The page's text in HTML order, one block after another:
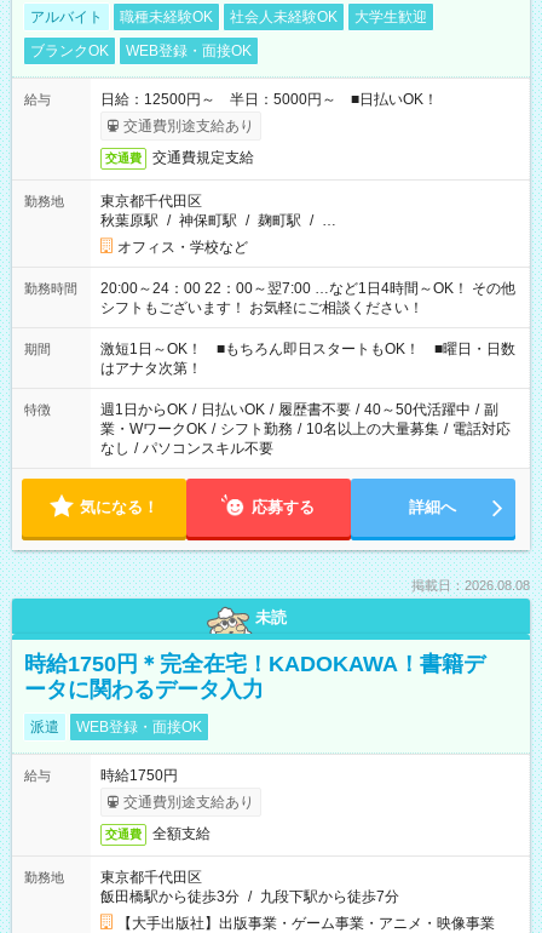
アルバイト 職種未経験OK 社会人未経験OK
大学生歓迎
ブランクOK
WEB登録・面接OK
給与
日給：12500円～ 半日：5000円～ ■日払いOK！
交通費別途支給あり
交通費 交通費規定支給
勤務地
東京都千代田区
秋葉原駅 / 神保町駅 / 麹町駅 / …
オフィス・学校など
勤務時間
20:00～24：00 22：00～翌7:00 …など1日4時間～OK！ その他
シフトもございます！ お気軽にご相談ください！
期間
激短1日～OK！ ■もちろん即日スタートもOK！ ■曜日・日数
はアナタ次第！
特徴 週1日からOK / 日払いOK / 履歴書不要 / 40～50代活躍中 / 副
業・WワークOK / シフト勤務 / 10名以上の大量募集 / 電話対応
なし / パソコンスキル不要
気になる！ 応募する 詳細へ
掲載日：2026.08.08
未読
時給1750円＊完全在宅！KADOKAWA！書籍デ
ータに関わるデータ入力
派遣 WEB登録・面接OK
給与
時給1750円
交通費別途支給あり
交通費 全額支給
勤務地
東京都千代田区
飯田橋駅から徒歩3分 / 九段下駅から徒歩7分
【大手出版社】出版事業・ゲーム事業・アニメ・映像事業